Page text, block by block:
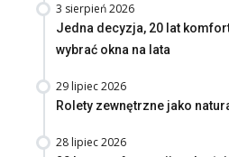
3 sierpień 2026
Jedna decyzja, 20 lat
wybrać okna na lata
29 lipiec 2026
Rolety zewnętrzne jako
28 lipiec 2026